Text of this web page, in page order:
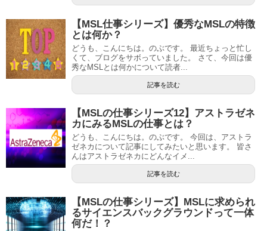
【MSL仕事シリーズ】優秀なMSLの特徴
とは何か？
どうも、こんにちは。のぶです。 最近ちょっと忙し
くて、ブログをサボっていました。 さて、今回は優
秀なMSLとは何かについて読者...
記事を読む
【MSLの仕事シリーズ12】アストラゼネ
カにみるMSLの仕事とは？
どうも、こんにちは。のぶです。 今回は、アストラ
ゼネカについて記事にしてみたいと思います。 皆さ
んはアストラゼネカにどんなイメ...
記事を読む
【MSLの仕事シリーズ】MSLに求められ
るサイエンスバックグラウンドって一体
何だ！？